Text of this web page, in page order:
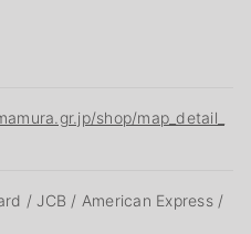
shop/map_detail_
/ JCB / American Express /